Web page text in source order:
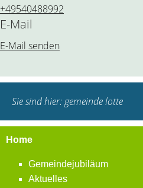
+49540488992
E-Mail
E-Mail senden
Sie sind hier:gemeinde lotte
Home
Gemeindejubiläum
Aktuelles